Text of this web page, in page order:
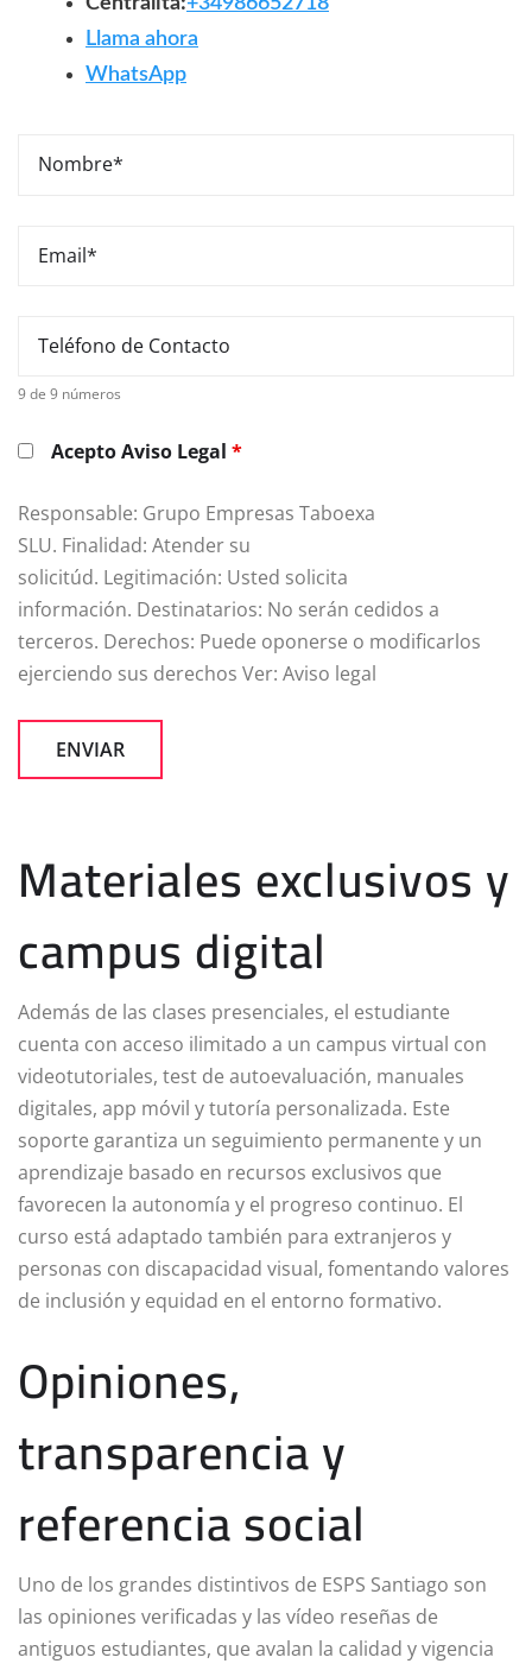
Llama ahora
WhatsApp
9 de 9 números
Acepto Aviso Legal*
Responsable: Grupo Empresas Taboexa
SLU. Finalidad: Atender su
solicitúd. Legitimación: Usted solicita
información. Destinatarios: No serán cedidos a
terceros. Derechos: Puede oponerse o modificarlos
ejerciendo sus derechos Ver: Aviso legal
Materiales exclusivos y
campus digital
Además de las clases presenciales, el estudiante
cuenta con acceso ilimitado a un campus virtual con
videotutoriales, test de autoevaluación, manuales
digitales, app móvil y tutoría personalizada. Este
soporte garantiza un seguimiento permanente y un
aprendizaje basado en recursos exclusivos que
favorecen la autonomía y el progreso continuo. El
curso está adaptado también para extranjeros y
personas con discapacidad visual, fomentando valores
de inclusión y equidad en el entorno formativo.
Opiniones,
transparencia y
referencia social
Uno de los grandes distintivos de ESPS Santiago son
las opiniones verificadas y las vídeo reseñas de
antiguos estudiantes, que avalan la calidad y vigencia